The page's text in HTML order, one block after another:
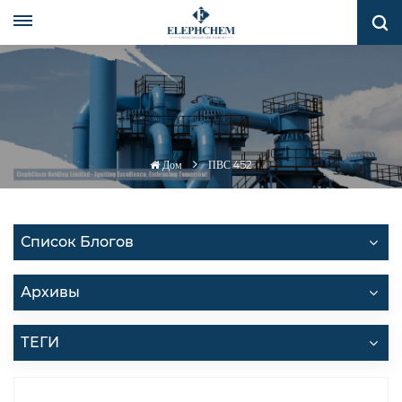
Дом ПВС 452
Список Блогов
Архивы
ТЕГИ